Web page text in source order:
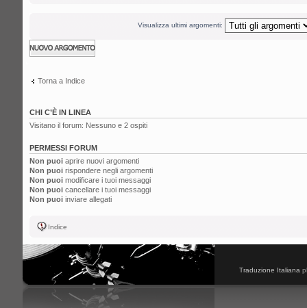
Visualizza ultimi argomenti:
Scrivi un nuovo
argomento
Torna a Indice
CHI C’È IN LINEA
Visitano il forum: Nessuno e 2 ospiti
PERMESSI FORUM
Non puoi aprire nuovi argomenti
Non puoi rispondere negli argomenti
Non puoi modificare i tuoi messaggi
Non puoi cancellare i tuoi messaggi
Non puoi inviare allegati
Indice
Traduzione Italiana